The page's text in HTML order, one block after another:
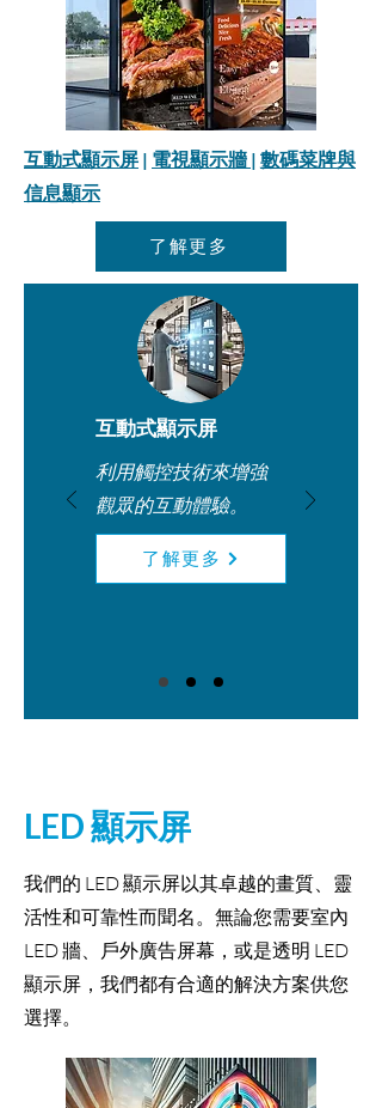
互動式顯示屏 | 電視顯示牆 | 數碼菜牌與
信息顯示
了解更多
互動式顯示屏
利用觸控技術來增強
觀眾的互動體驗。
了解更多
LED 顯示屏
我們的 LED 顯示屏以其卓越的畫質、靈
活性和可靠性而聞名。無論您需要室內
LED 牆、戶外廣告屏幕，或是透明 LED
顯示屏，我們都有合適的解決方案供您
選擇。